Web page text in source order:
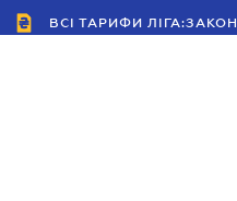
ВСІ ТАРИФИ ЛІГА:ЗАКОН